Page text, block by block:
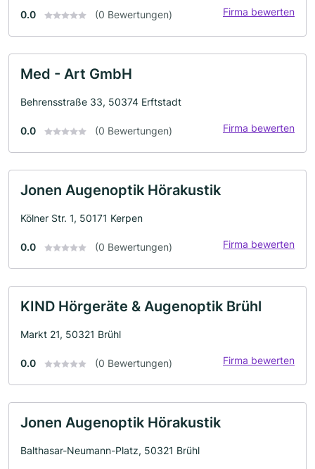
0.0 (0 Bewertungen) Firma bewerten
Med - Art GmbH
Behrensstraße 33, 50374 Erftstadt
0.0 (0 Bewertungen) Firma bewerten
Jonen Augenoptik Hörakustik
Kölner Str. 1, 50171 Kerpen
0.0 (0 Bewertungen) Firma bewerten
KIND Hörgeräte & Augenoptik Brühl
Markt 21, 50321 Brühl
0.0 (0 Bewertungen) Firma bewerten
Jonen Augenoptik Hörakustik
Balthasar-Neumann-Platz, 50321 Brühl